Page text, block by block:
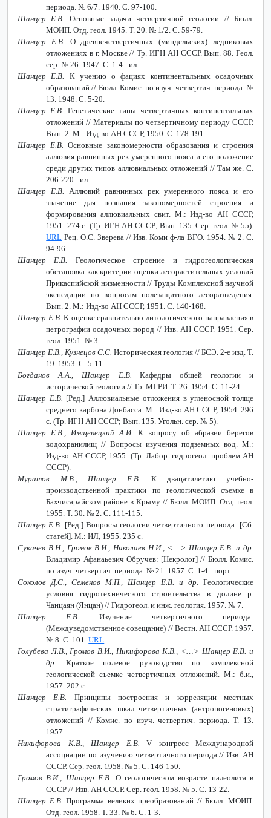
периода. № 6/7. 1940. С. 97-100.
Шанцер Е.В. Основные задачи четвертичной геологии // Бюлл.
МОИП. Отд. геол. 1945. Т. 20. № 1/2. С. 59-79.
Шанцер Е.В. О древнечетвертичных (миндельских) ледниковых
отложениях в г. Москве // Тр. ИГН АН СССР. Вып. 88. Геол.
сер. № 26. 1947. С. 1-4 : ил.
Шанцер Е.В. К учению о фациях континентальных осадочных
образований // Бюлл. Комис. по изуч. четвертич. периода. №
13. 1948. С. 5-20.
Шанцер Е.В. Генетические типы четвертичных континентальных
отложений // Материалы по четвертичному периоду СССР.
Вып. 2. М.: Изд-во АН СССР, 1950. С. 178-191.
Шанцер Е.В. Основные закономерности образования и строения
аллювия равнинных рек умеренного пояса и его положение
среди других типов аллювиальных отложений // Там же. С.
206-220 : ил.
Шанцер Е.В. Аллювий равнинных рек умеренного пояса и его
значение для познания закономерностей строения и
формирования аллювиальных свит. М.: Изд-во АН СССР,
1951. 274 с. (Тр. ИГН АН СССР; Вып. 135. Сер. геол. № 55).
URL Рец. О.С. Зверева // Изв. Коми ф-ла ВГО. 1954. № 2. С.
94-96.
Шанцер Е.В. Геологическое строение и гидрогеологическая
обстановка как критерии оценки лесорастительных условий
Прикаспийской низменности // Труды Комплексной научной
экспедиции по вопросам полезащитного лесоразведения.
Вып. 2. М.: Изд-во АН СССР, 1951. С. 140-168.
Шанцер Е.В. К оценке сравнительно-литологического направления в
петрографии осадочных пород // Изв. АН СССР. 1951. Сер.
геол. 1951. № 3.
Шанцер Е.В., Кузнецов С.С. Историческая геология // БСЭ. 2-е изд. Т.
19. 1953. С. 5-11.
Богданов А.А., Шанцер Е.В.Кафедры общей геологии и
исторической геологии // Тр. МГРИ. Т. 26. 1954. С. 11-24.
Шанцер Е.В. [Ред.] Аллювиальные отложения в угленосной толще
среднего карбона Донбасса. М.: Изд-во АН СССР, 1954. 296
с. (Тр. ИГН АН СССР; Вып. 135. Угольн. сер. № 5).
Шанцер Е.В., Имщенецкий А.И. К вопросу об абразии берегов
водохранилищ // Вопросы изучения подземных вод. М.:
Изд-во АН СССР, 1955. (Тр. Лабор. гидрогеол. проблем АН
СССР).
Муратов М.В., Шанцер Е.В. К двацатилетию учебно-
производственной практики по геологической съемке в
Бахчисарайском районе в Крыму // Бюлл. МОИП. Отд. геол.
1955. Т. 30. № 2. С. 111-115.
Шанцер Е.В. [Ред.] Вопросы геологии четвертичного периода: [Сб.
статей]. М.: ИЛ, 1955. 235 с.
Сукачев В.Н., Громов В.И., Николаев Н.И., ˂…˃ Шанцер Е.В. и др.
Владимир Афанаьевич Обручев: [Некролог] // Бюлл. Комис.
по изуч. четвертич. периода. № 21. 1957. С. 1-4 : порт.
Соколов Д.С., Семенов М.П., Шанцер Е.В. и др. Геологические
условия гидротехнического строительства в долине р.
Чанцаян (Янцан) // Гидрогеол. и инж. геология. 1957. № 7.
Шанцер Е.В. Изучение четвертичного периода:
(Междуведомственное совещание) // Вестн. АН СССР. 1957.
№ 8. С. 101.URL
Голубева Л.В., Громов В.И., Никифорова К.В., <…> Шанцер Е.В. и
др. Краткое полевое руководство по комплексной
геологической съемке четвертичных отложений. М.: б.и.,
1957. 202 с.
Шанцер Е.В. Принципы построения и корреляции местных
стратиграфических шкал четвертичных (антропогеновых)
отложений // Комис. по изуч. четвертич. периода. Т. 13.
1957.
Никифорова К.В., Шанцер Е.В. V конгресс Международной
ассоциации по изучению четвертичного периода // Изв. АН
СССР. Сер. геол. 1958. № 5. С. 146-150.
Громов В.И., Шанцер Е.В. О геологическом возрасте палеолита в
СССР // Изв. АН СССР. Сер. геол. 1958. № 5. С. 13-22.
Шанцер Е.В. Программа великих преобразований // Бюлл. МОИП.
Отд. геол. 1958. Т. 33. № 6. С. 1-3.